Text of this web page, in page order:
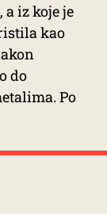
iz koje je
kao
do
Po